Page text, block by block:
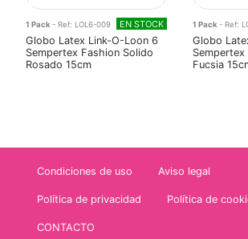
1 Pack- Ref: LOL6-009 EN STOCK
Globo Latex Link-O-Loon 6
Sempertex Fashion Solido
Rosado 15cm
1 Pack- Ref:
Globo
Fucsia
Condiciones de uso Aviso legal
Política de privacidad Política de
CONTACTO